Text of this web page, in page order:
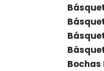
Bochas